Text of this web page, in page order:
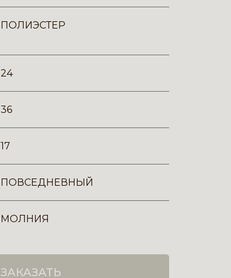
ПОЛИЭСТЕР
24
36
17
ПОВСЕДНЕВНЫЙ
МОЛНИЯ
ЗАКАЗАТЬ